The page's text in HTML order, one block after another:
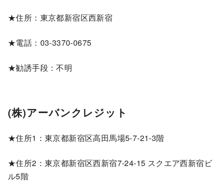
★住所：東京都新宿区西新宿
★電話：03-3370-0675
★勧誘手段：不明
(株)アーバンクレジット
★住所1：東京都新宿区高田馬場5-7-21-3階
★住所2：東京都新宿区西新宿7-24-15 スクエア西新宿ビ
ル5階